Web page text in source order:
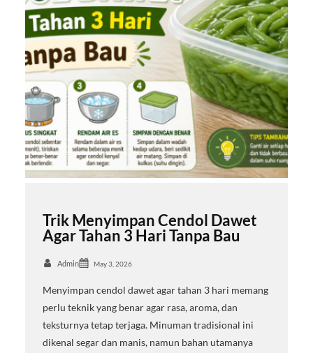
Trik Menyimpan Cendol Dawet
Agar Tahan 3 Hari Tanpa Bau
Admin May 3, 2026
Menyimpan cendol dawet agar tahan 3 hari memang
perlu teknik yang benar agar rasa, aroma, dan
teksturnya tetap terjaga. Minuman tradisional ini
dikenal segar dan manis, namun bahan utamanya